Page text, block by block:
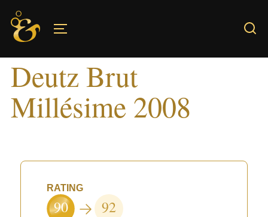
Skip
content
Deutz Brut
Millésime 2008
RATING
90 92